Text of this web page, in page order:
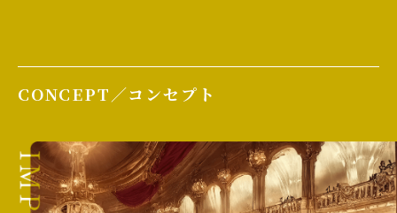
CONCEPT／コンセプト